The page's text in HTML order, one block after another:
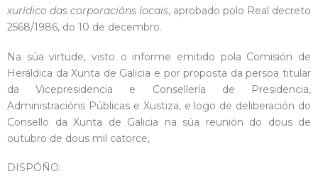
xurídico das corporacións locais, aprobado polo Real decreto
2568/1986, do 10 de decembro.
Na súa virtude, visto o informe emitido pola Comisión de
Heráldica da Xunta de Galicia e por proposta da persoa titular
da Vicepresidencia e Consellería de Presidencia,
Administracións Públicas e Xustiza, e logo de deliberación do
Consello da Xunta de Galicia na súa reunión do dous de
outubro de dous mil catorce,
DISPÓÑO: